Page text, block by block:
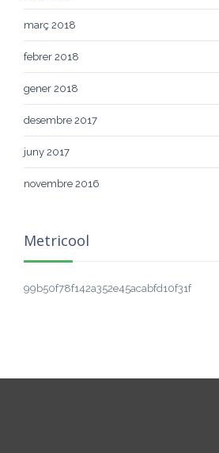
març 2018
febrer 2018
gener 2018
desembre 2017
juny 2017
novembre 2016
Metricool
99b50f78f142a352e45acabfd10f31f